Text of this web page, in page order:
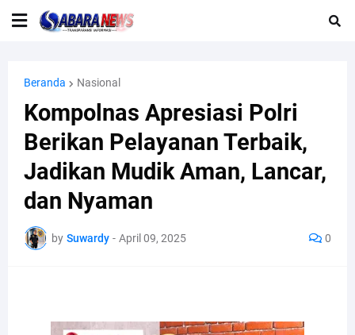
Beranda Nasional
Kompolnas Apresiasi Polri
Berikan Pelayanan Terbaik,
Jadikan Mudik Aman, Lancar,
dan Nyaman
by Suwardy - April 09, 2025 0